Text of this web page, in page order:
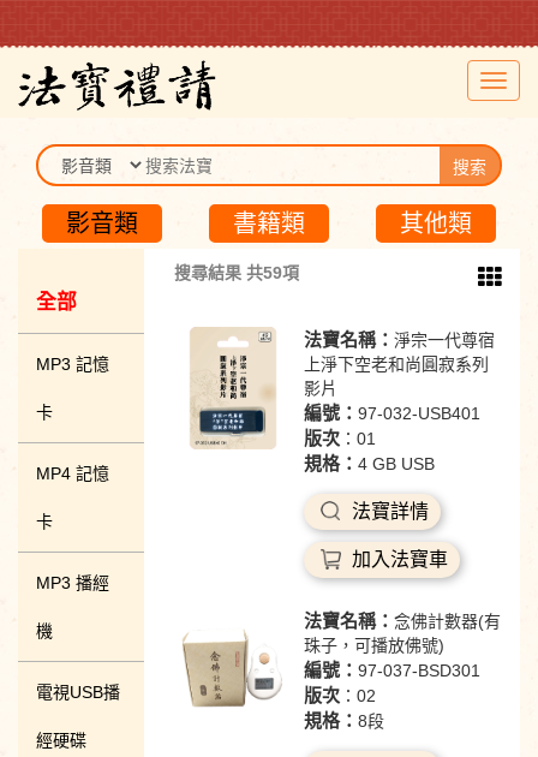
搜索
影音類 書籍類 其他類
全部
MP3 記憶
卡
MP4 記憶
卡
MP3 播經
機
電視USB播
經硬碟
搜尋結果 共59項
法寶名稱： 淨宗一代尊宿
上淨下空老和尚圓寂系列
影片
編號： 97-032-USB401
版次：01
規格： 4 GB USB
法寶詳情
加入法寶車
法寶名稱： 念佛計數器(有
珠子，可播放佛號)
編號： 97-037-BSD301
版次：02
規格： 8段